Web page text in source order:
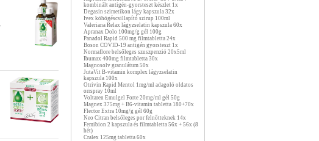
kombinált antigén-gyorsteszt készlet 1x
Degasin szimetikon lágy kapszula 32x
Ivex köhögéscsillapító szirup 100ml
Valeriana Relax lágyzselatin kapszula 60x
Apranax Dolo 100mg/g gél 100g
Panadol Rapid 500 mg filmtabletta 24x
Boson COVID-19 antigén gyorsteszt 1x
Normaflore belsőleges szuszpenzió 20x5ml
Ibumax 400mg filmtabletta 30x
Magnosolv granulátum 50x
JutaVit B-vitamin komplex lágyzselatin
kapszula 100x
Otrivin Rapid Mentol 1mg/ml adagoló oldatos
orrspray 10ml
Voltaren Emulgel Forte 20mg/ml gél 50g
Magnex 375mg + B6-vitamin tabletta 180+70x
Flector Extra 10mg/g gél 60g
Neo Citran belsőleges por felnőtteknek 14x
Femibion 2 kapszula és filmtabletta 56x + 56x (8
hét)
Cralex 125mg tabletta 60x